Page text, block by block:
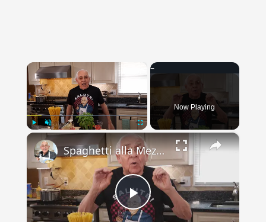
Unmute
Now Playing
×
Play
Spaghetti alla Mezzanotte Recipe